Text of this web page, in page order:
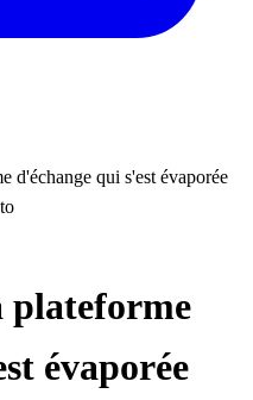
d'échange qui s'est évaporée
plateforme
évaporée